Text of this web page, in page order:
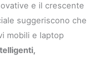
e il crescente
suggeriscono che
mobili e laptop